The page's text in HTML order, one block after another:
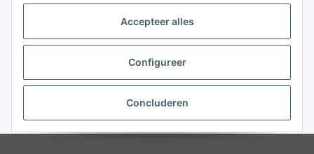
Accepteer alles
Configureer
Concluderen